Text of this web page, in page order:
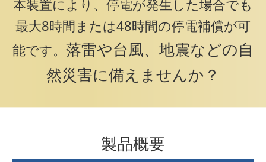
本装置により、停電が発生した場合でも
最大8時間または48時間の停電補償が可
能です。 落雷や台風、地震などの自
然災害に備えませんか？
製品概要